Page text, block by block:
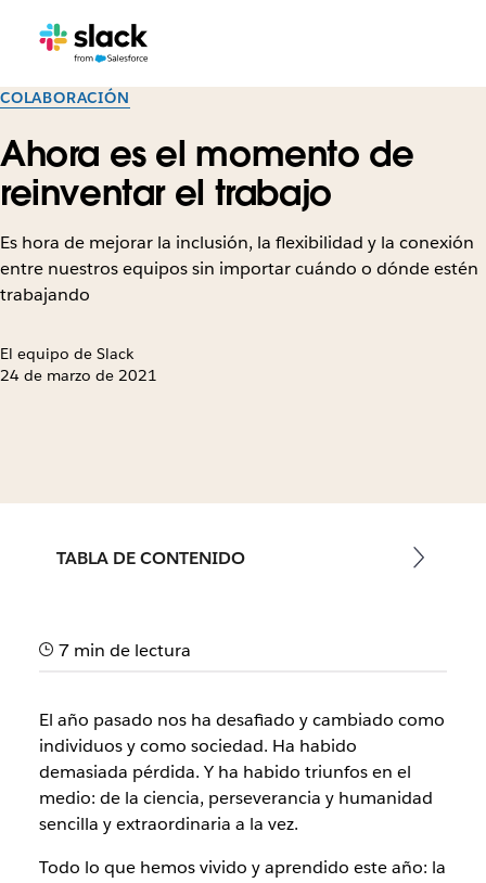
COLABORACIÓN
Ahora es el momento de
reinventar el trabajo
Es hora de mejorar la inclusión, la flexibilidad y la conexión
entre nuestros equipos sin importar cuándo o dónde estén
trabajando
El equipo de Slack
24 de marzo de 2021
TABLA DE CONTENIDO
7 min de lectura
El año pasado nos ha desafiado y cambiado como
individuos y como sociedad. Ha habido
demasiada pérdida. Y ha habido triunfos en el
medio: de la ciencia, perseverancia y humanidad
sencilla y extraordinaria a la vez.
Todo lo que hemos vivido y aprendido este año: la